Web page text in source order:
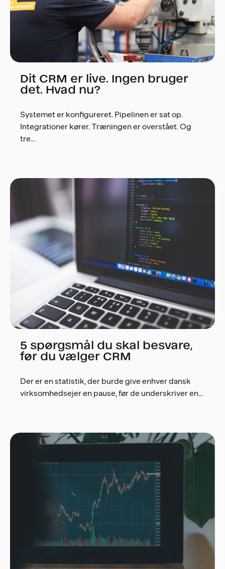
Dit CRM er live. Ingen bruger
det. Hvad nu?
Systemet er konfigureret. Pipelinen er sat op.
Integrationer kører. Træningen er overstået. Og
tre...
5 spørgsmål du skal besvare,
før du vælger CRM
Der er en statistik, der burde give enhver dansk
virksomhedsejer en pause, før de underskriver en...